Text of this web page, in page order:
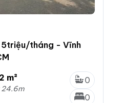
5triệu/tháng - Vĩnh
m²
24.6m
0
0